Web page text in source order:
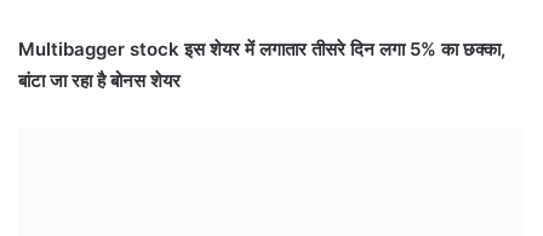
Multibagger stock इस शेयर में लगातार तीसरे दिन लगा 5% का छक्का,
बांटा जा रहा है बोनस शेयर